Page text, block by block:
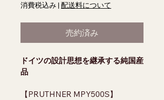
消費税込み | 配送料について
売約済み
ドイツの設計思想を継承する純国産
品
【PRUTHNER MPY500S】